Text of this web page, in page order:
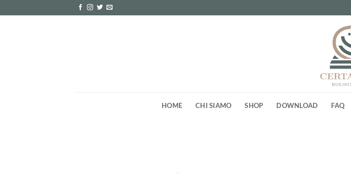
ai
HOME CHI SIAMO SHOP DOWNLOAD FAQ